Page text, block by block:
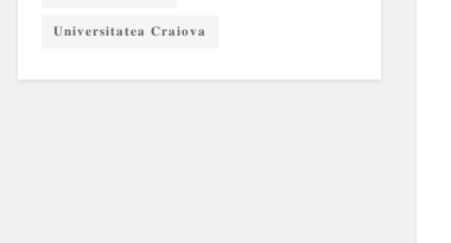
𝐔𝐧𝐢𝐯𝐞𝐫𝐬𝐢𝐭𝐚𝐭𝐞𝐚 𝐂𝐫𝐚𝐢𝐨𝐯𝐚